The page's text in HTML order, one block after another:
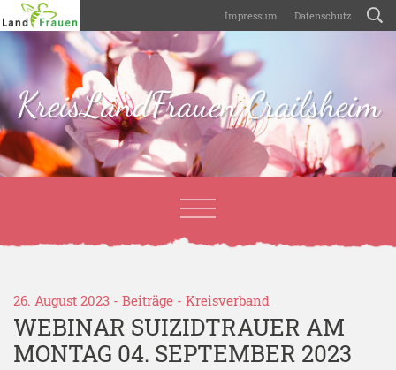
Impressum Datenschutz
KreisLandFrauen Crailsheim
26. August 2023 - Beiträge - Kreisverband
WEBINAR SUIZIDTRAUER AM
MONTAG 04. SEPTEMBER 2023